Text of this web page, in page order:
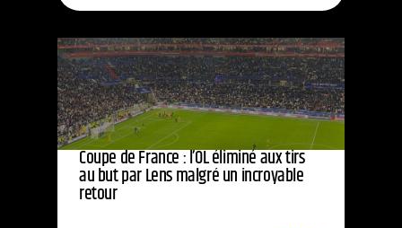
Coupe de France : l’OL éliminé aux tirs
au but par Lens malgré un incroyable
retour